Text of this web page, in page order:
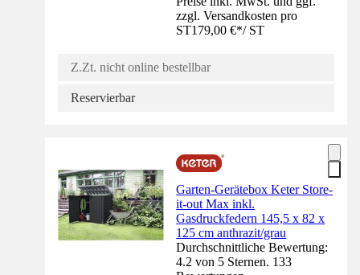
zzgl. Versandkosten pro
ST179,00 €*/ ST
Z.Zt. nicht online bestellbar
Reservierbar
Garten-Gerätebox Keter Store-
it-out Max inkl.
Gasdruckfedern 145,5 x 82 x
125 cm anthrazit/grau
Durchschnittliche Bewertung:
4.2 von 5 Sternen. 133